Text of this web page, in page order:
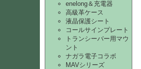
enelong＆充電器
高級革ケース
液晶保護シート
コールサインプレート
トランシーバー用マウ
ント
ナガラ電子コラボ
MAVシリーズ